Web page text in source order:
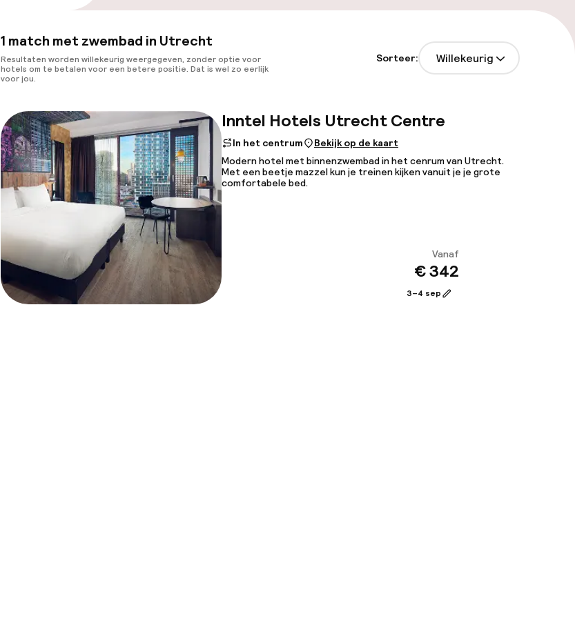
1 match met zwembad in Utrecht
Resultaten worden willekeurig weergegeven, zonder optie voor
hotels om te betalen voor een betere positie. Dat is wel zo eerlijk
voor jou.
Sorteer: Willekeurig
Inntel Hotels Utrecht Centre
In het centrum
Bekijk op de kaart
Modern hotel met binnenzwembad in het cenrum van Utrecht.
Met een beetje mazzel kun je treinen kijken vanuit je je grote
comfortabele bed.
Vanaf
€ 342
3–4 sep